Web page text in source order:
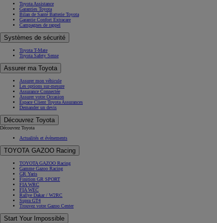
Toyota Assistance
Garanties Toyota
Bilan de Santé Batterie Toyota
Garantie Confort Extracare
Campagnes de rappel
Systèmes de sécurité
Toyota T-Mate
Toyota Safety Sense
Assurer ma Toyota
Assurer mon véhicule
Les options sur-mesure
Assurance Connectée
Assurer votre Occasion
Espace Client Toyota Assurances
Demander un devis
Découvrez Toyota
Découvrez Toyota
Actualités et évènements
TOYOTA GAZOO Racing
TOYOTA GAZOO Racing
Gamme Gazoo Racing
GR Yaris
Finition GR SPORT
FIA WRC
FIA WEC
Rallye Dakar / W2RC
Supra GT4
Trouvez votre Gazoo Center
Start Your Impossible